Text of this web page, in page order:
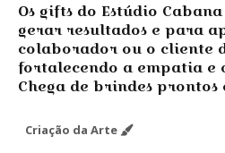
Os gifts do Estúdio
gerar resultados e para
colaborador ou o cliente
fortalecendo a empatia e
Chega de brindes prontos
Criação da Arte